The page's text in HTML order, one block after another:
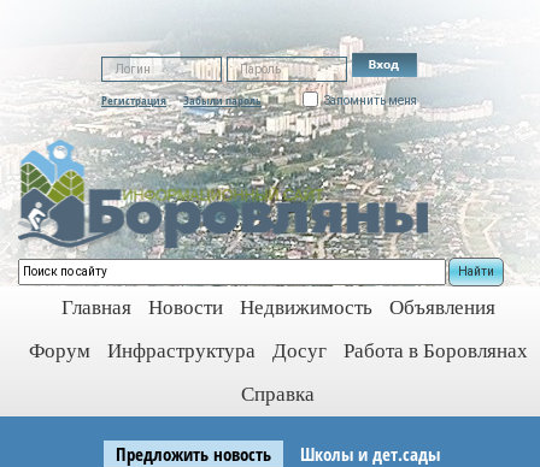
Регистрация Забыли пароль Запомнить меня
Найти
Главная Новости Недвижимость
Объявления
Форум
Инфраструктура Досуг
Работа в Боровлянах
Справка
Предложить новость
Школы и дет.сады